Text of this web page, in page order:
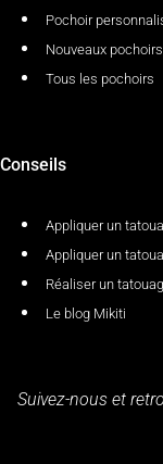
Pochoir
Nouveaux pochoirs
Tous les pochoirs
Conseils
Appliquer un
Appliquer un
Réaliser un
Le blog Mikiti
Suivez-nous et